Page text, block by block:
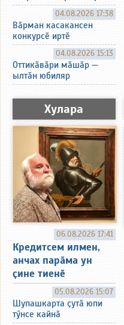
04.08.2026 17:38
Вӑрман касакансен
конкурсӗ иртӗ
04.08.2026 15:13
Оттикӑвӑри мӑшӑр —
ылтӑн юбиляр
Хулара
06.08.2026 17:41
Кредитсем илмен,
анчах парӑма ун
ҫине тиенӗ
05.08.2026 15:07
Шупашкарта ҫутӑ юпи
тӳнсе кайнӑ